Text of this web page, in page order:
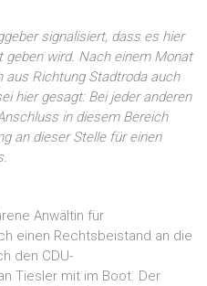
signalisiert, dass es hier
geben wird. Nach einem Monat
aus Richtung Stadtroda auch
hier gesagt: Bei jeder anderen
in diesem Bereich
an dieser Stelle für einen
Anwältin für
einen Rechtsbeistand an die
den CDU-
Tiesler mit im Boot. Der